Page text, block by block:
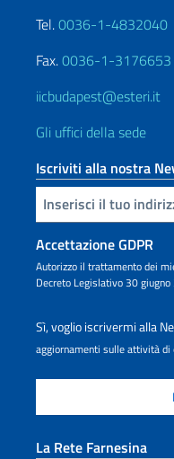
Tel.0036-1-4832040
Fax.0036-1-3176653
iicbudapest@esteri.it
Gli uffici della sede
Iscriviti alla nostra
Inserisci la tua email
Accettazione GDPR
Autorizzo il trattamento dei
Decreto Legislativo 30
Sì, voglio iscrivermi alla
aggiornamenti sulle attività di
La Rete Farnesina